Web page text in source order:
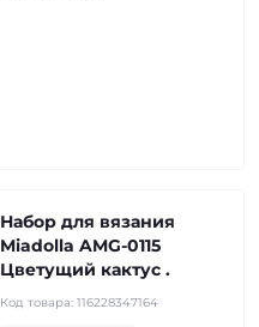
Набор для вязания
Miadolla AMG-0115
Цветущий кактус .
Код товара: 116228347164